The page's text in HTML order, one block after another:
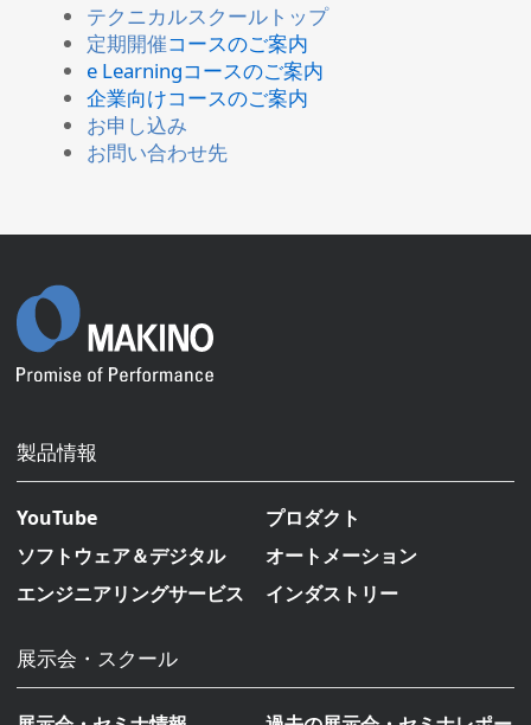
テクニカルスクールトップ
定期開催コースのご案内
e Learningコースのご案内
企業向けコースのご案内
お申し込み
お問い合わせ先
製品情報
YouTube
プロダクト
ソフトウェア＆デジタル
オートメーション
エンジニアリングサービス
インダストリー
展示会・スクール